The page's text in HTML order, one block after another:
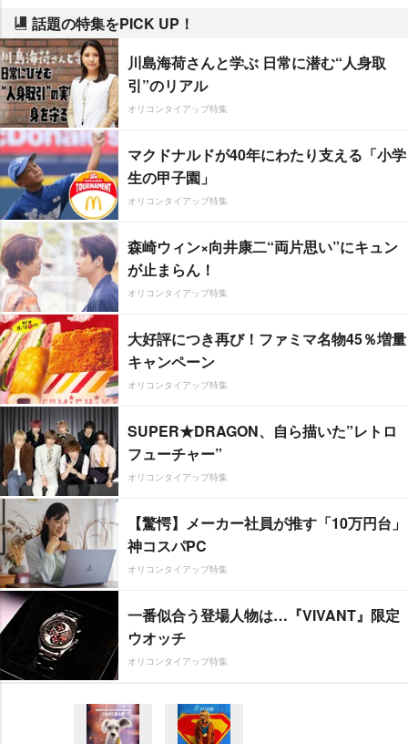
話題の特集をPICK UP！
川島海荷さんと学ぶ 日常に潜む“人身取
引”のリアル
オリコンタイアップ特集
マクドナルドが40年にわたり支える「小学
生の甲子園」
オリコンタイアップ特集
森崎ウィン×向井康二“両片思い”にキュン
が止まらん！
オリコンタイアップ特集
大好評につき再び！ファミマ名物45％増量
キャンペーン
オリコンタイアップ特集
SUPER★DRAGON、自ら描いた”レトロ
フューチャー”
オリコンタイアップ特集
【驚愕】メーカー社員が推す「10万円台」
神コスパPC
オリコンタイアップ特集
一番似合う登場人物は…『VIVANT』限定
ウオッチ
オリコンタイアップ特集